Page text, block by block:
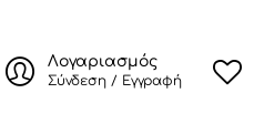
Λογαριασμός
Σύνδεση / Εγγραφή